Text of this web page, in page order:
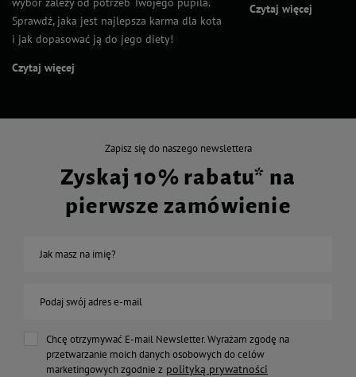
Sprawdź, jaka jest najlepsza karma dla kota
i jak dopasować ją do jego diety!
Czytaj więcej
Czytaj więcej
Zapisz się do naszego newslettera
Zyskaj 10% rabatu* na
pierwsze zamówienie
Jak masz na imię?
Podaj swój adres e-mail
Chcę otrzymywać E-mail Newsletter. Wyrażam zgodę na
przetwarzanie moich danych osobowych do celów
marketingowych zgodnie z polityką prywatności